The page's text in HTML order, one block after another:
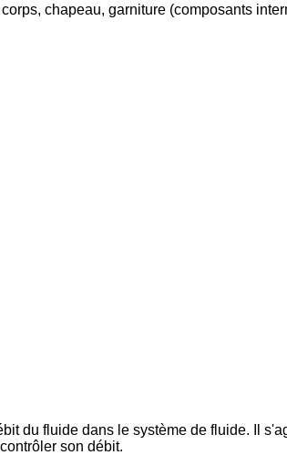
chapeau, garniture (composants
du fluide dans le système de fluide. Il
son débit.